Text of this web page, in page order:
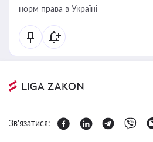
норм права в Україні
Зв'язатися: